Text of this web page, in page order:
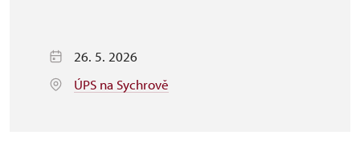
26. 5. 2026
ÚPS na Sychrově